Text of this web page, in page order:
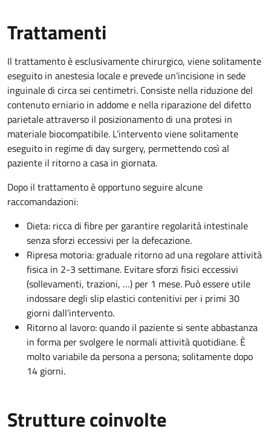
Trattamenti
Il trattamento è esclusivamente chirurgico, viene solitamente
eseguito in anestesia locale e prevede un’incisione in sede
inguinale di circa sei centimetri. Consiste nella riduzione del
contenuto erniario in addome e nella riparazione del difetto
parietale attraverso il posizionamento di una protesi in
materiale biocompatibile. L’intervento viene solitamente
eseguito in regime di day surgery, permettendo così al
paziente il ritorno a casa in giornata.
Dopo il trattamento è opportuno seguire alcune
raccomandazioni:
Dieta: ricca di fibre per garantire regolarità intestinale
senza sforzi eccessivi per la defecazione.
Ripresa motoria: graduale ritorno ad una regolare attività
fisica in 2-3 settimane. Evitare sforzi fisici eccessivi
(sollevamenti, trazioni, …) per 1 mese. Può essere utile
indossare degli slip elastici contenitivi per i primi 30
giorni dall’intervento.
Ritorno al lavoro: quando il paziente si sente abbastanza
in forma per svolgere le normali attività quotidiane. È
molto variabile da persona a persona; solitamente dopo
14 giorni.
Strutture coinvolte